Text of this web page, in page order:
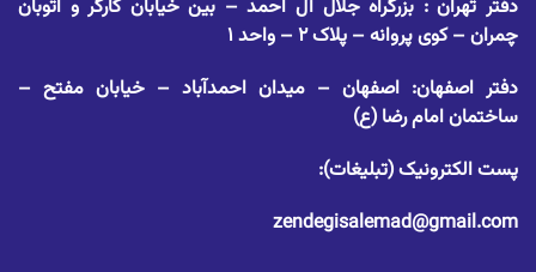
دفتر تهران : بزرگراه جلال آل احمد – بین خیابان کارگر و اتوبان
چمران – کوی پروانه – پلاک ۲ – واحد ۱
دفتر اصفهان: اصفهان – میدان احمدآباد – خیابان مفتح –
ساختمان امام رضا (ع)
پست الکترونیک (تبلیغات):
zendegisalemad@gmail.com